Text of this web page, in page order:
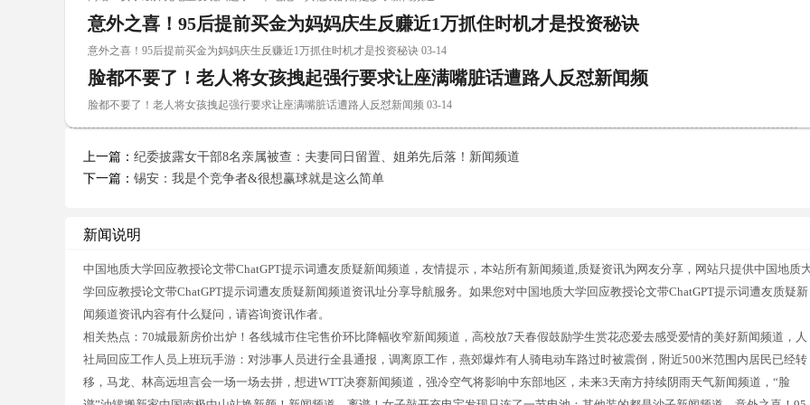
意外之喜！95后提前买金为妈妈庆生反赚近1万抓住时机才是投资秘诀
意外之喜！95后提前买金为妈妈庆生反赚近1万抓住时机才是投资秘诀 03-14
脸都不要了！老人将女孩拽起强行要求让座满嘴脏话遭路人反怼新闻频
脸都不要了！老人将女孩拽起强行要求让座满嘴脏话遭路人反怼新闻频 03-14
上一篇： 纪委披露女干部8名亲属被查：夫妻同日留置、姐弟先后落！新闻频道
下一篇： 锡安：我是个竞争者&很想赢球就是这么简单
新闻说明
中国地质大学回应教授论文带ChatGPT提示词遭友质疑新闻频道，友情提示，本站所有新闻频道,质疑资讯为网友分享，网站只提供中国地质
学回应教授论文带ChatGPT提示词遭友质疑新闻频道资讯址分享导航服务。如果您对中国地质大学回应教授论文带ChatGPT提示词遭友质疑新
闻频道资讯内容有什么疑问，请咨询资讯作者。
相关热点：70城最新房价出炉！各线城市住宅售价环比降幅收窄新闻频道，高校放7天春假鼓励学生赏花恋爱去感受爱情的美好新闻频道，人
社局回应工作人员上班玩手游：对涉事人员进行全县通报，调离原工作，燕郊爆炸有人骑电动车路过时被震倒，附近500米范围内居民已经转
移，马龙、林高远坦言会一场一场去拼，想进WTT决赛新闻频道，强冷空气将影响中东部地区，未来3天南方持续阴雨天气新闻频道，“脸